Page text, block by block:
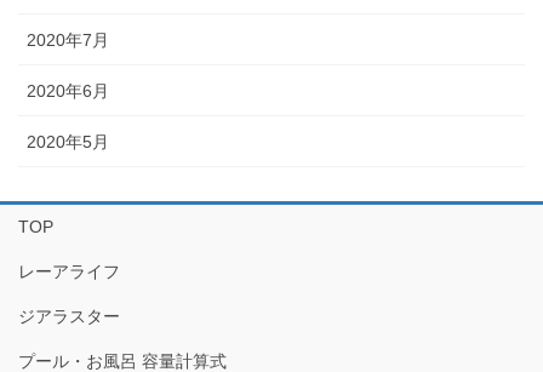
2020年7月
2020年6月
2020年5月
TOP
レーアライフ
ジアラスター
プール・お風呂 容量計算式